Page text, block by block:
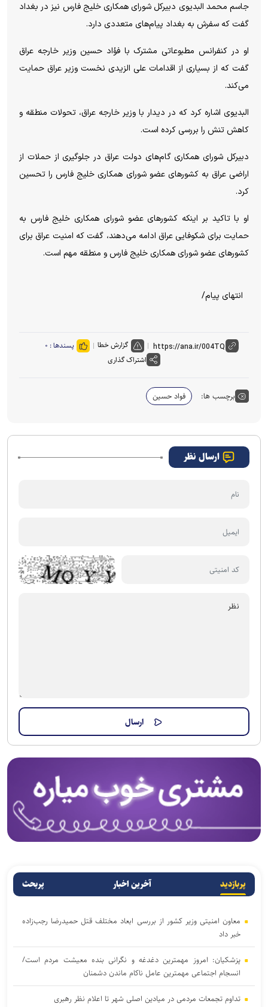
جاسم محمد البدیوی دبیرکل شورای همکاری خلیج فارس نیز در بغداد
گفت که سفرش به بغداد پیام‌های متعددی دارد.
او در کنفرانس مطبوعاتی مشترک با فؤاد حسین وزیر خارجه عراق
گفت که از بسیاری از اقدامات علی الزیدی نخست وزیر عراق حمایت
می‌کند.
البدیوی اشاره کرد که در دیدار با وزیر خارجه عراق، تحولات منطقه و
کاهش تنش را بررسی کرده است.
دبیرکل شورای همکاری گام‌های دولت عراق در جلوگیری از حملات از
اراضی عراق به کشورهای عضو شورای همکاری خلیج فارس را تحسین
کرد.
او با تاکید بر اینکه کشورهای عضو شورای همکاری خلیج فارس به
حمایت برای شکوفایی عراق ادامه می‌دهند، گفت که امنیت عراق برای
کشورهای عضو شورای همکاری خلیج فارس و منطقه مهم است.
انتهای پیام/
گزارش خطا پسندها : ۰
اشتراک گذاری
برچسب ها: فواد حسین
ارسال نظر
پربازدید آخرین اخبار پربحث
معاون امنیتی وزیر کشور از بررسی ابعاد مختلف قتل حمیدرضا رجب‌زاده
خبر داد
پزشکیان: امروز مهمترین دغدغه و نگرانی بنده معیشت مردم است/
انسجام اجتماعی مهمترین عامل ناکام ماندن دشمنان
تداوم تجمعات مردمی در میادین اصلی شهر تا اعلام نظر رهبری